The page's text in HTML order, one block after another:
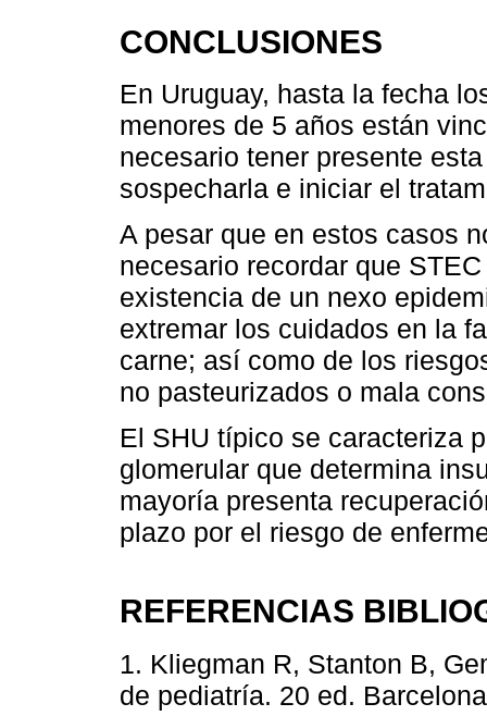
CONCLUSIONES
En Uruguay, hasta la fecha
menores de 5 años están
necesario tener presente
sospecharla e iniciar el
A pesar que en estos casos
necesario recordar que
existencia de un nexo
extremar los cuidados en la
carne; así como de los
no pasteurizados o mala
El SHU típico se caracteriza
glomerular que determina
mayoría presenta
plazo por el riesgo de
REFERENCIAS
1. Kliegman R, Stanton B,
de pediatría. 20 ed.